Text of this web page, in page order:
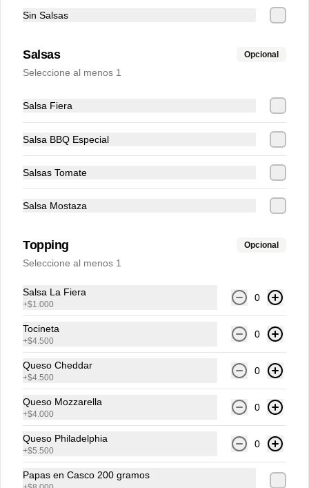
Agua Brisa Saborizada
Sin Salsas
Salsas Opcional
Seleccione al menos 1
Salsa Fiera
Salsa BBQ Especial
Salsas Tomate
Salsa Mostaza
Topping Opcional
Seleccione al menos 1
Salsa La Fiera
+$1.000
0
Tocineta
+$4.500
0
Queso Cheddar
+$4.500
0
Queso Mozzarella
+$4.000
0
Queso Philadelphia
+$5.500
0
Papas en Casco 200 gramos